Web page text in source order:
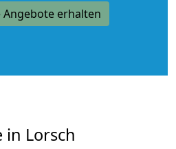
Angebote erhalten
in Lorsch